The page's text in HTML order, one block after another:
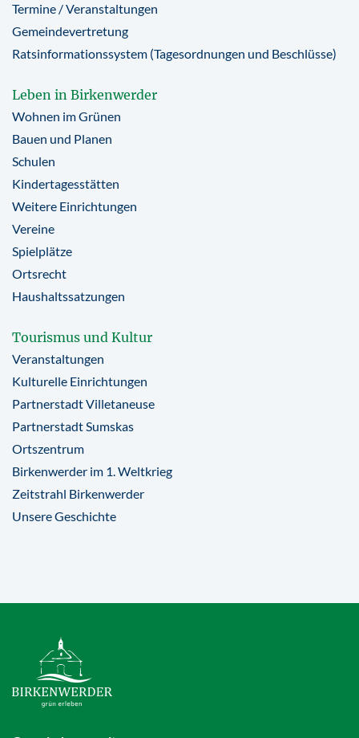
Termine / Veranstaltungen
Gemeindevertretung
Ratsinformationssystem (Tagesordnungen und Beschlüsse)
Leben in Birkenwerder
Wohnen im Grünen
Bauen und Planen
Schulen
Kindertagesstätten
Weitere Einrichtungen
Vereine
Spielplätze
Ortsrecht
Haushaltssatzungen
Tourismus und Kultur
Veranstaltungen
Kulturelle Einrichtungen
Partnerstadt Villetaneuse
Partnerstadt Sumskas
Ortszentrum
Birkenwerder im 1. Weltkrieg
Zeitstrahl Birkenwerder
Unsere Geschichte